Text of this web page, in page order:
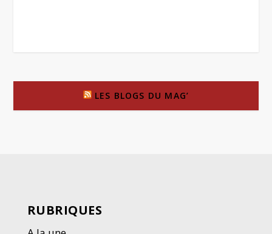
LES BLOGS DU MAG’
RUBRIQUES